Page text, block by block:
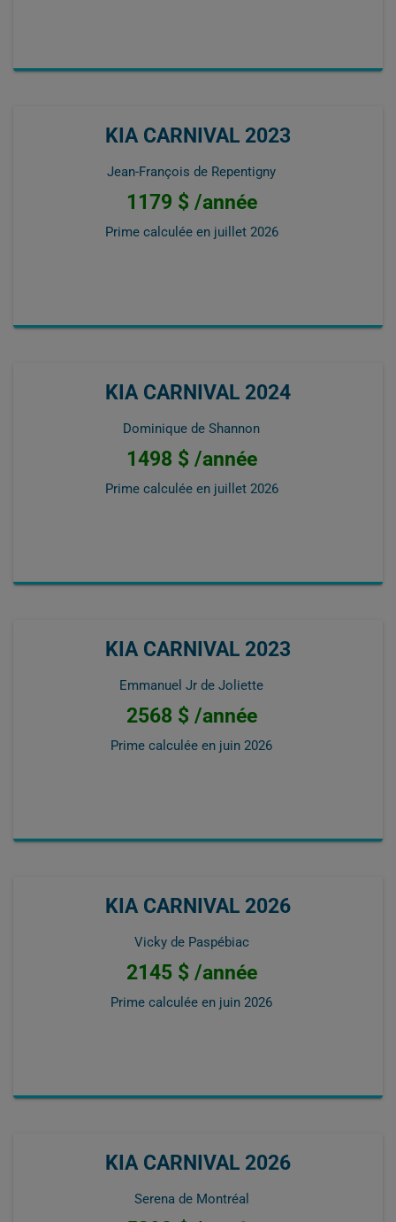
KIA CARNIVAL 2023
Jean-François de Repentigny
1179 $ /année
Prime calculée en juillet 2026
KIA CARNIVAL 2024
Dominique de Shannon
1498 $ /année
Prime calculée en juillet 2026
KIA CARNIVAL 2023
Emmanuel Jr de Joliette
2568 $ /année
Prime calculée en juin 2026
KIA CARNIVAL 2026
Vicky de Paspébiac
2145 $ /année
Prime calculée en juin 2026
KIA CARNIVAL 2026
Serena de Montréal